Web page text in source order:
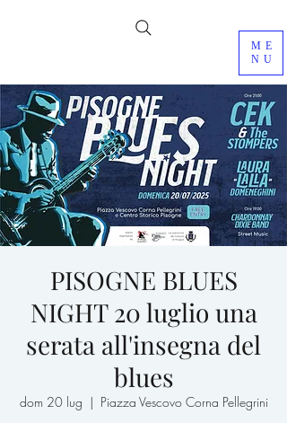
ME
NU
PISOGNE BLUES
NIGHT 20 luglio una
serata all'insegna del
blues
dom 20 lug
  |
Piazza Vescovo Corna Pellegrini